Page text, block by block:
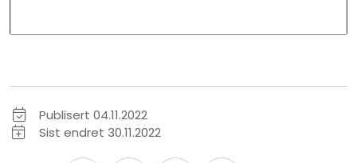
Publisert 04.11.2022
Sist endret 30.11.2022